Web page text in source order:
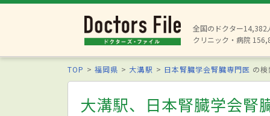
全国のドクター14,382
クリニック・病院
TOP 福岡県 大溝駅 日本腎臓学会腎臓専門医 の
大溝駅、日本腎臓学会腎